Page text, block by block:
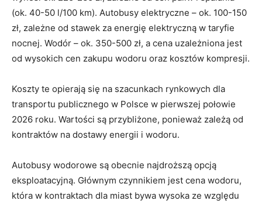
(ok. 40-50 l/100 km). Autobusy elektryczne – ok. 100-150
zł, zależne od stawek za energię elektryczną w taryfie
nocnej. Wodór – ok. 350-500 zł, a cena uzależniona jest
od wysokich cen zakupu wodoru oraz kosztów kompresji.
Koszty te opierają się na szacunkach rynkowych dla
transportu publicznego w Polsce w pierwszej połowie
2026 roku. Wartości są przybliżone, ponieważ zależą od
kontraktów na dostawy energii i wodoru.
Autobusy wodorowe są obecnie najdroższą opcją
eksploatacyjną. Głównym czynnikiem jest cena wodoru,
która w kontraktach dla miast bywa wysoka ze względu